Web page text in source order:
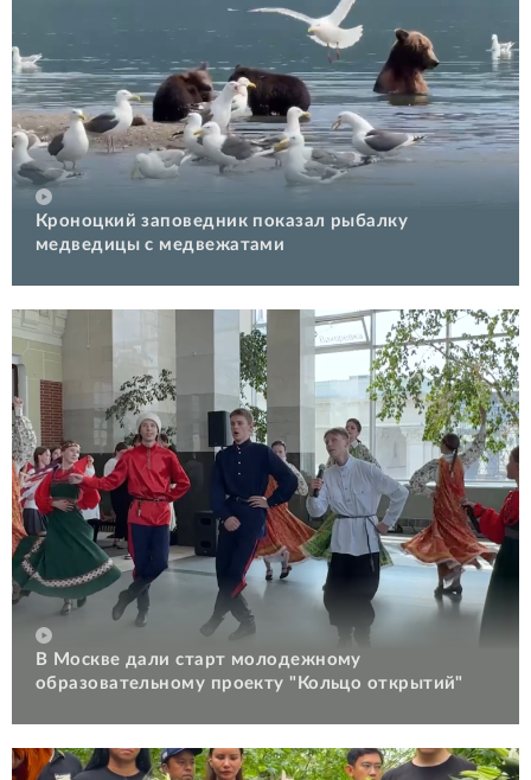
Кроноцкий заповедник показал рыбалку
медведицы с медвежатами
В Москве дали старт молодежному
образовательному проекту "Кольцо открытий"